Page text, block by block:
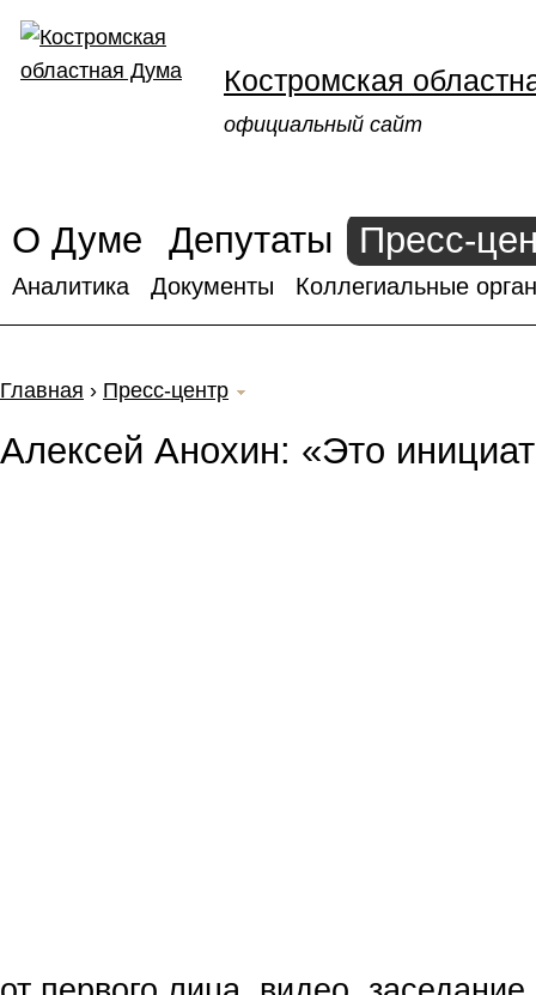
Костромская
официальный сайт
О Думе Депутаты Пресс-
Аналитика Документы Коллегиальные
Главная › Пресс-центр
Алексей Анохин: «Это